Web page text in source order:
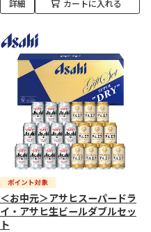
詳細 カートに入れる
＜お中元＞アサヒスーパードラ
イ・アサヒ生ビールダブルセッ
ト